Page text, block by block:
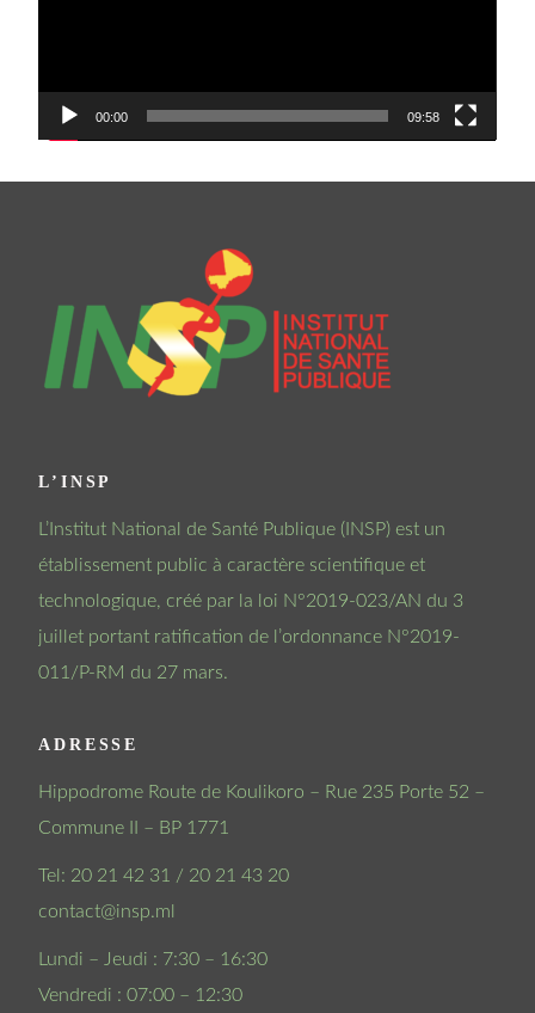
00:00 09:58
L’INSP
L’Institut National de Santé Publique (INSP) est un
établissement public à caractère scientifique et
technologique, créé par la loi N°2019-023/AN du 3
juillet portant ratification de l’ordonnance N°2019-
011/P-RM du 27 mars.
ADRESSE
Hippodrome Route de Koulikoro – Rue 235 Porte 52 –
Commune II – BP 1771
Tel: 20 21 42 31 / 20 21 43 20
contact@insp.ml
Lundi – Jeudi : 7:30 – 16:30
Vendredi : 07:00 – 12:30